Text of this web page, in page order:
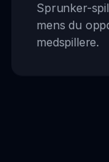
Sprunker-
mens du
medspillere.